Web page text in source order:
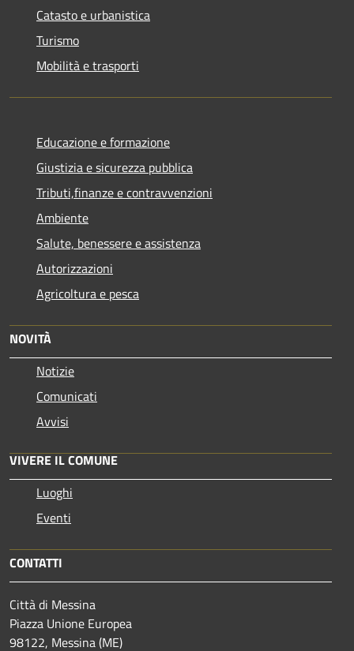
Catasto e urbanistica
Turismo
Mobilità e trasporti
Educazione e formazione
Giustizia e sicurezza pubblica
Tributi,finanze e contravvenzioni
Ambiente
Salute, benessere e assistenza
Autorizzazioni
Agricoltura e pesca
NOVITÀ
Notizie
Comunicati
Avvisi
VIVERE IL COMUNE
Luoghi
Eventi
CONTATTI
Città di Messina
Piazza Unione Europea
98122, Messina (ME)